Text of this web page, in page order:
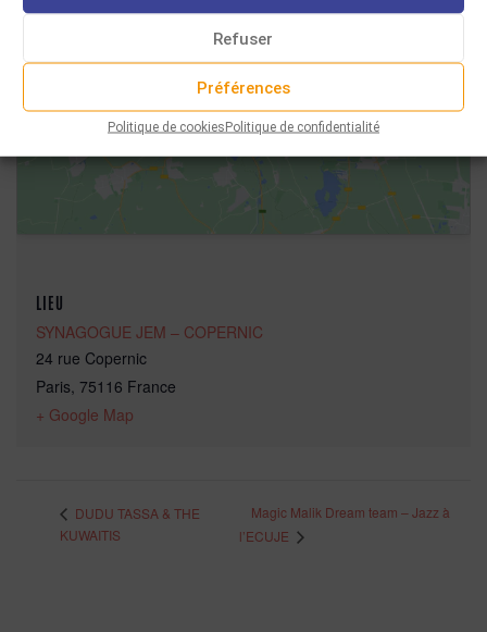
Refuser
Préférences
Politique de cookiesPolitique de confidentialité
LIEU
SYNAGOGUE JEM – COPERNIC
24 rue Copernic
Paris, 75116 France
+ Google Map
Cliquez pour accepter les cookies
marketing et activer ce contenu
DUDU TASSA & THE
KUWAITIS
Magic Malik Dream team – Jazz à
l’ECUJE